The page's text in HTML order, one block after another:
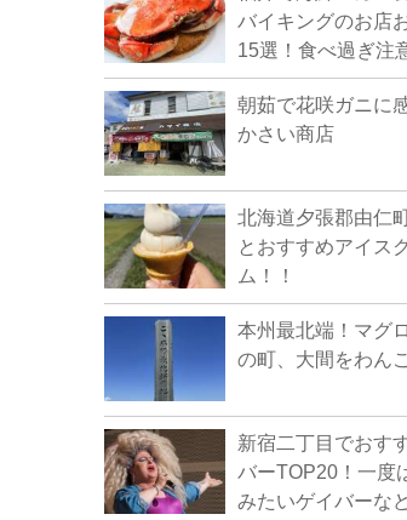
バイキングのお店
15選！食べ過ぎ注
朝茹で花咲ガニに
かさい商店
北海道夕張郡由仁
とおすすめアイス
ム！！
本州最北端！マグ
の町、大間をわん
新宿二丁目でおす
バーTOP20！一度
みたいゲイバーな